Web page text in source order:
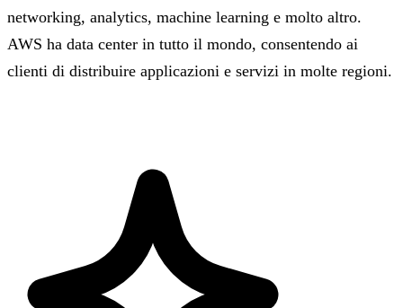
networking, analytics, machine learning e molto altro.
AWS ha data center in tutto il mondo, consentendo ai
clienti di distribuire applicazioni e servizi in molte regioni.